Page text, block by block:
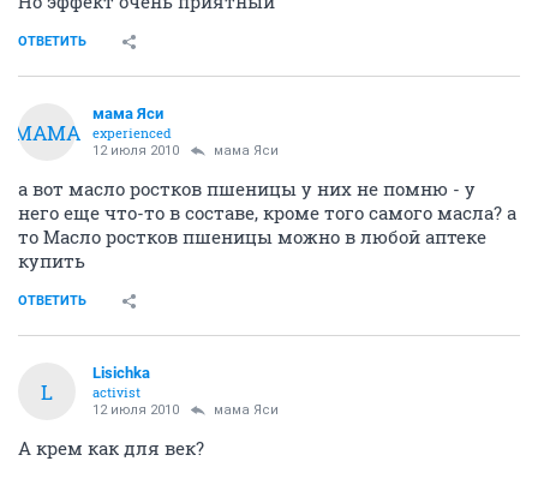
ОТВЕТИТЬ
МАМА
мама Яси
experienced
12 июля 2010 мама Яси
а вот масло ростков пшеницы у них не помню - у
него еще что-то в составе, кроме того самого масла? а
то Масло ростков пшеницы можно в любой аптеке
купить
ОТВЕТИТЬ
L
Lisichka
activist
12 июля 2010 мама Яси
А крем как для век?